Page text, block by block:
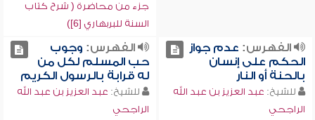
جزء من محاضرة ( شرح كتاب
السنة للبربهاري [6])
الفهرس: عدم جواز
الحكم على إنسان
بالحنة أو النار
للشيخ: عبد العزيز بن عبد الله
الراجحي
الفهرس: وجوب
حب المسلم لكل من
له قرابة بالرسول الكريم
للشيخ: عبد العزيز بن عبد الله
الراجحي